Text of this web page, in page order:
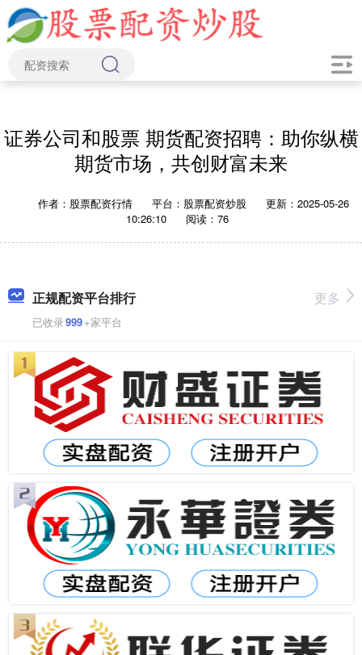
证券公司和股票 期货配资招聘：助你纵横
期货市场，共创财富未来
作者：股票配资行情 平台：股票配资炒股
更新：2025-05-26
10:26:10
阅读：76
正规配资平台排行
已收录999+家平台
更多